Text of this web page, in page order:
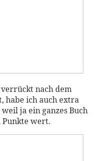
nach dem
habe ich auch extra
ja ein ganzes Buch
Punkte wert.